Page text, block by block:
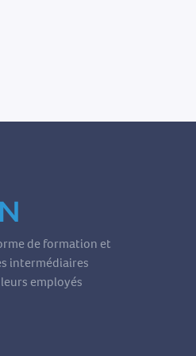
de formation et
intermédiaires
employés